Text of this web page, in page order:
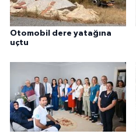
Otomobil dere yatağına
uçtu